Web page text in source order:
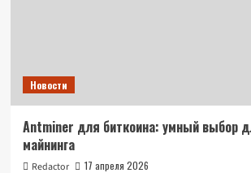
Новости
Antminer для биткоина: умный выбор
майнинга
Redactor 17 апреля 2026